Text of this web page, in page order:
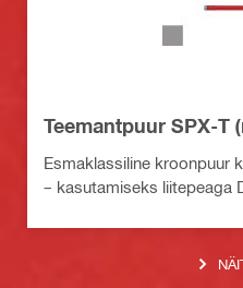
Teemantpuur SPX-T
Esmaklassiline kroonpuur
– kasutamiseks liitepeaga